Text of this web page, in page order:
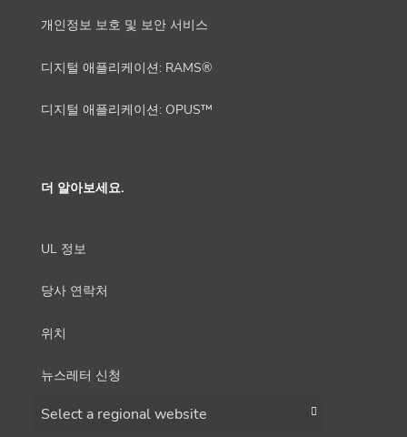
개인정보 보호 및 보안 서비스
디지털 애플리케이션: RAMS®
디지털 애플리케이션: OPUS™
더 알아보세요.
UL 정보
당사 연락처
위치
뉴스레터 신청